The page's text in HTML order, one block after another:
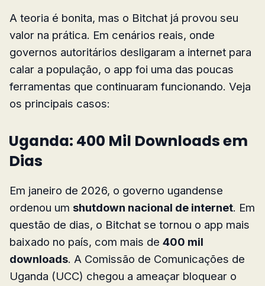
A teoria é bonita, mas o Bitchat já provou seu
valor na prática. Em cenários reais, onde
governos autoritários desligaram a internet para
calar a população, o app foi uma das poucas
ferramentas que continuaram funcionando. Veja
os principais casos:
Uganda: 400 Mil Downloads em
Dias
Em janeiro de 2026, o governo ugandense
ordenou um shutdown nacional de internet. Em
questão de dias, o Bitchat se tornou o app mais
baixado no país, com mais de 400 mil
downloads. A Comissão de Comunicações de
Uganda (UCC) chegou a ameaçar bloquear o